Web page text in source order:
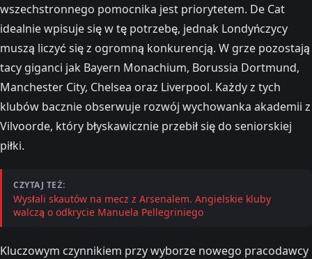
wszechstronnego pomocnika jest priorytetem. De Cat
idealnie wpisuje się w tę potrzebę, jednak Londyńczycy
muszą liczyć się z ogromną konkurencją. W grze pozostają
tacy giganci jak Bayern Monachium, Borussia Dortmund,
Manchester City, Chelsea oraz Liverpool. Każdy z tych
klubów bacznie obserwuje rozwój wychowanka akademii z
Vilvoorde, który błyskawicznie przebił się do seniorskiej
piłki.
CZYTAJ TEŻ:
Wysłali skautów na mecz z Arsenalem. Angielskie kluby
walczą o odkrycie Manuela Pellegriniego
Kluczowym czynnikiem przy wyborze nowego pracodawcy